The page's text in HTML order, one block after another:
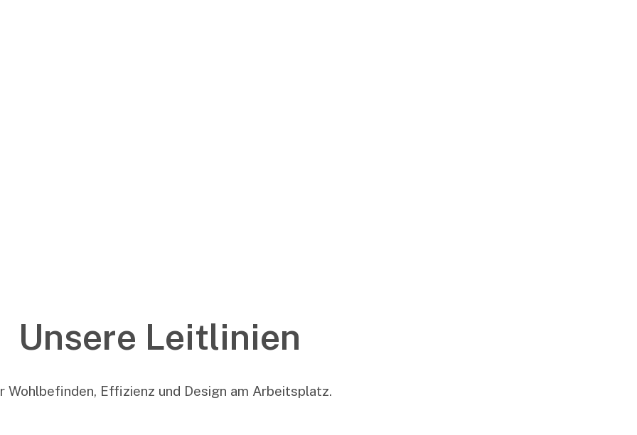
Unsere Leitlinien
Wohlbefinden, Effizienz und Design am Arbeitsplatz.